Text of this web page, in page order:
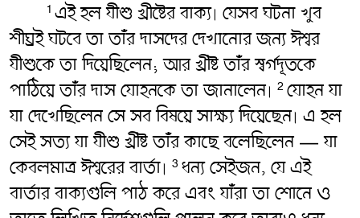
1 এই হল যীশু খ্রীষ্টের বাক্য৷ যেসব ঘটনা খুব
শীঘ্রই ঘটবে তা তাঁর দাসদের দেখানোর জন্য ঈশ্বর
যীশুকে তা দিয়েছিলেন; আর খ্রীষ্ট তাঁর স্বর্গদূতকে
পাঠিয়ে তাঁর দাস যোহনকে তা জানালেন৷ 2 যোহন যা
যা দেখেছিলেন সে সব বিষয়ে সাক্ষ্য দিয়েছেন৷ এ হল
সেই সত্য যা যীশু খ্রীষ্ট তাঁর কাছে বলেছিলেন — যা
কেবলমাত্র ঈশ্বরের বার্তা৷ 3 ধন্য সেইজন, যে এই
বার্তার বাক্যগুলি পাঠ করে এবং যাঁরা তা শোনে ও